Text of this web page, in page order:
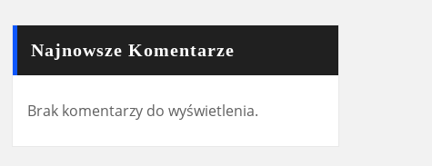
Najnowsze Komentarze
Brak komentarzy do wyświetlenia.